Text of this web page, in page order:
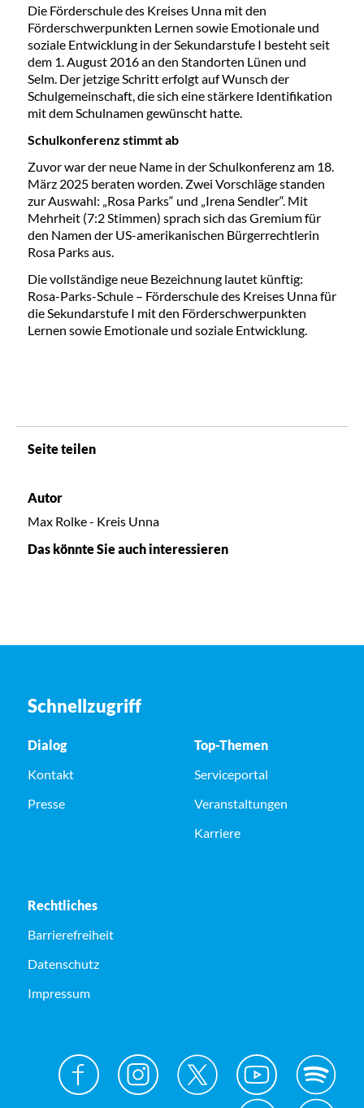
Die Förderschule des Kreises Unna mit den
Förderschwerpunkten Lernen sowie Emotionale und
soziale Entwicklung in der Sekundarstufe I besteht seit
dem 1. August 2016 an den Standorten Lünen und
Selm. Der jetzige Schritt erfolgt auf Wunsch der
Schulgemeinschaft, die sich eine stärkere Identifikation
mit dem Schulnamen gewünscht hatte.
Schulkonferenz stimmt ab
Zuvor war der neue Name in der Schulkonferenz am 18.
März 2025 beraten worden. Zwei Vorschläge standen
zur Auswahl: „Rosa Parks“ und „Irena Sendler“. Mit
Mehrheit (7:2 Stimmen) sprach sich das Gremium für
den Namen der US-amerikanischen Bürgerrechtlerin
Rosa Parks aus.
Die vollständige neue Bezeichnung lautet künftig:
Rosa-Parks-Schule – Förderschule des Kreises Unna für
die Sekundarstufe I mit den Förderschwerpunkten
Lernen sowie Emotionale und soziale Entwicklung.
Seite teilen
Autor
Max Rolke - Kreis Unna
Das könnte Sie auch interessieren
Schnellzugriff
Dialog
Kontakt
Presse
Top-Themen
Serviceportal
Veranstaltungen
Karriere
Rechtliches
Barrierefreiheit
Datenschutz
Impressum